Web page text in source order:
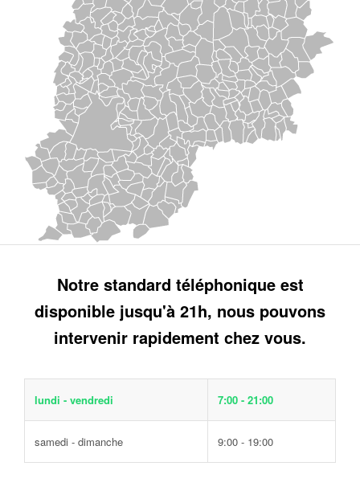
Notre standard téléphonique est
disponible jusqu'à 21h, nous pouvons
intervenir rapidement chez vous.
lundi - vendredi 7:00 - 21:00
samedi - dimanche 9:00 - 19:00